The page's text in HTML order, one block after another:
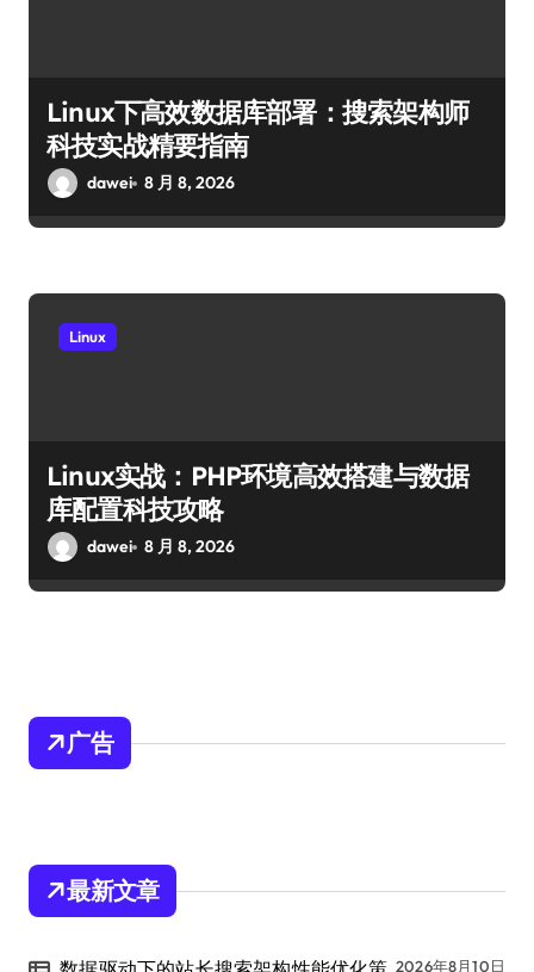
Linux下高效数据库部署：搜索架构师
科技实战精要指南
dawei 8 月 8, 2026
Linux
Linux实战：PHP环境高效搭建与数据
库配置科技攻略
dawei 8 月 8, 2026
广告
最新文章
2026年8月10日